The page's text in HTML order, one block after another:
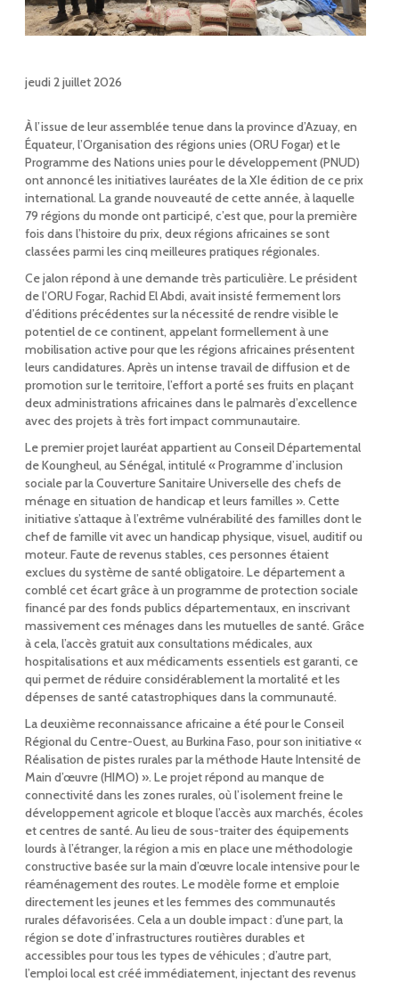
jeudi 2 juillet 2026
À l’issue de leur assemblée tenue dans la province d’Azuay, en
Équateur, l’Organisation des régions unies (ORU Fogar) et le
Programme des Nations unies pour le développement (PNUD)
ont annoncé les initiatives lauréates de la XIe édition de ce prix
international. La grande nouveauté de cette année, à laquelle
79 régions du monde ont participé, c’est que, pour la première
fois dans l’histoire du prix, deux régions africaines se sont
classées parmi les cinq meilleures pratiques régionales.
Ce jalon répond à une demande très particulière. Le président
de l’ORU Fogar, Rachid El Abdi, avait insisté fermement lors
d’éditions précédentes sur la nécessité de rendre visible le
potentiel de ce continent, appelant formellement à une
mobilisation active pour que les régions africaines présentent
leurs candidatures. Après un intense travail de diffusion et de
promotion sur le territoire, l’effort a porté ses fruits en plaçant
deux administrations africaines dans le palmarès d’excellence
avec des projets à très fort impact communautaire.
Le premier projet lauréat appartient au Conseil Départemental
de Koungheul, au Sénégal, intitulé « Programme d’inclusion
sociale par la Couverture Sanitaire Universelle des chefs de
ménage en situation de handicap et leurs familles ». Cette
initiative s’attaque à l’extrême vulnérabilité des familles dont le
chef de famille vit avec un handicap physique, visuel, auditif ou
moteur. Faute de revenus stables, ces personnes étaient
exclues du système de santé obligatoire. Le département a
comblé cet écart grâce à un programme de protection sociale
financé par des fonds publics départementaux, en inscrivant
massivement ces ménages dans les mutuelles de santé. Grâce
à cela, l’accès gratuit aux consultations médicales, aux
hospitalisations et aux médicaments essentiels est garanti, ce
qui permet de réduire considérablement la mortalité et les
dépenses de santé catastrophiques dans la communauté.
La deuxième reconnaissance africaine a été pour le Conseil
Régional du Centre-Ouest, au Burkina Faso, pour son initiative «
Réalisation de pistes rurales par la méthode Haute Intensité de
Main d’œuvre (HIMO) ». Le projet répond au manque de
connectivité dans les zones rurales, où l’isolement freine le
développement agricole et bloque l’accès aux marchés, écoles
et centres de santé. Au lieu de sous-traiter des équipements
lourds à l’étranger, la région a mis en place une méthodologie
constructive basée sur la main d’œuvre locale intensive pour le
réaménagement des routes. Le modèle forme et emploie
directement les jeunes et les femmes des communautés
rurales défavorisées. Cela a un double impact : d’une part, la
région se dote d’infrastructures routières durables et
accessibles pour tous les types de véhicules ; d’autre part,
l’emploi local est créé immédiatement, injectant des revenus